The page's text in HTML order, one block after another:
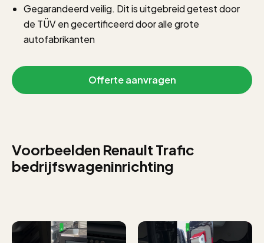
Gegarandeerd veilig. Dit is uitgebreid getest door
de TÜV en gecertificeerd door alle grote
autofabrikanten
Offerte aanvragen
Voorbeelden Renault Trafic
bedrijfswageninrichting